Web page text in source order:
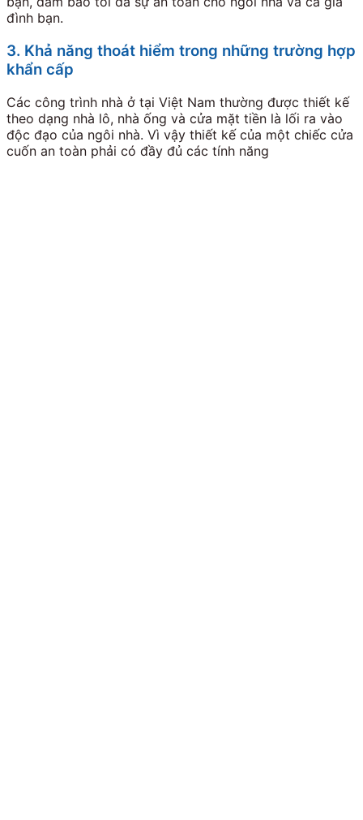
đình bạn.
3. Khả năng thoát hiểm trong những trường hợp
khẩn cấp
Các công trình nhà ở tại Việt Nam thường được thiết kế
theo dạng nhà lô, nhà ống và cửa mặt tiền là lối ra vào
độc đạo của ngôi nhà. Vì vậy thiết kế của một chiếc cửa
cuốn an toàn phải có đầy đủ các tính năng